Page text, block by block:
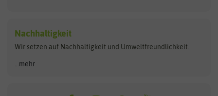
Heizmatte & Heizkabel
Kokos-Quelltabletten
Zimmergewächshaus
Carl Pabst
Florissa
Flortis
Hortitops
Nachhaltigkeit
Wir setzen auf Nachhaltigkeit und Umweltfreundlichkeit.
...mehr